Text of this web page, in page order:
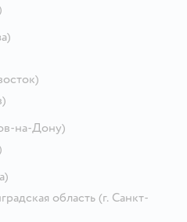
на-Дону)
область (г. Санкт-